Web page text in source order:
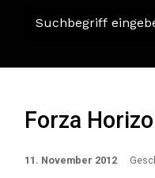
Forza
11. November 2012